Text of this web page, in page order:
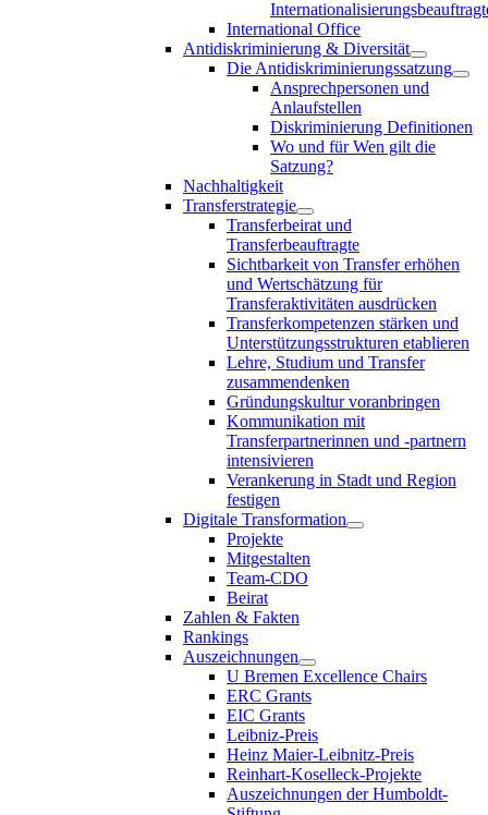
International Office
Antidiskriminierung & Diversität
Die Antidiskriminierungssatzung
Ansprechpersonen und
Anlaufstellen
Diskriminierung Definitionen
Wo und für Wen gilt die
Satzung?
Nachhaltigkeit
Transferstrategie
Transferbeirat und
Transferbeauftragte
Sichtbarkeit von Transfer erhöhen
und Wertschätzung für
Transferaktivitäten ausdrücken
Transferkompetenzen stärken und
Unterstützungsstrukturen etablieren
Lehre, Studium und Transfer
zusammendenken
Gründungskultur voranbringen
Kommunikation mit
Transferpartnerinnen und -partnern
intensivieren
Verankerung in Stadt und Region
festigen
Digitale Transformation
Projekte
Mitgestalten
Team-CDO
Beirat
Zahlen & Fakten
Rankings
Auszeichnungen
U Bremen Excellence Chairs
ERC Grants
EIC Grants
Leibniz-Preis
Heinz Maier-Leibnitz-Preis
Reinhart-Koselleck-Projekte
Auszeichnungen der Humboldt-